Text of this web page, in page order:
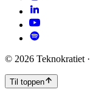
© 2026 Teknokratiet ·
Til toppen